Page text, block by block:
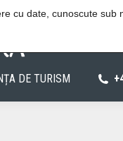
Politica de
DE TURISM
cu date, cunoscute sub